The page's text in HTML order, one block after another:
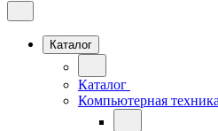
Каталог
Каталог
Компьютерная техника